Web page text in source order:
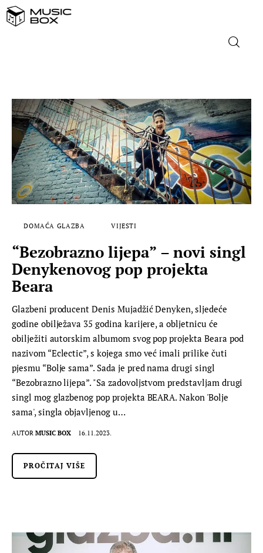
DOMAĆA GLAZBA
STRANA GLAZBA
FILM
MUSIC BOX
DOMAĆA GLAZBA VIJESTI
“Bezobrazno lijepa” – novi singl
Denykenovog pop projekta
Beara
Glazbeni producent Denis Mujadžić Denyken, sljedeće
godine obilježava 35 godina karijere, a obljetnicu će
obilježiti autorskim albumom svog pop projekta Beara pod
nazivom “Eclectic”, s kojega smo već imali prilike čuti
pjesmu “Bolje sama”. Sada je pred nama drugi singl
“Bezobrazno lijepa”. "Sa zadovoljstvom predstavljam drugi
singl mog glazbenog pop projekta BEARA. Nakon 'Bolje
sama', singla objavljenog u…
AUTOR MUSIC BOX 16.11.2023.
PROČITAJ VIŠE